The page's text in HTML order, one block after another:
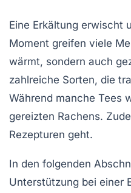
Eine Erkältung erwischt
Moment greifen viele
wärmt, sondern auch
zahlreiche Sorten, die
Während manche Tees
gereizten Rachens.
Rezepturen geht.
In den folgenden
Unterstützung bei einer